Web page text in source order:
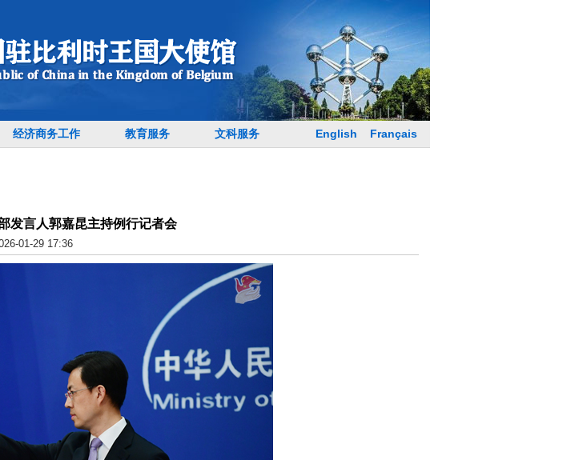
经济商务工作 教育服务 文科服务 Français
English
发言人郭嘉昆主持例行记者会
01-29 17:36